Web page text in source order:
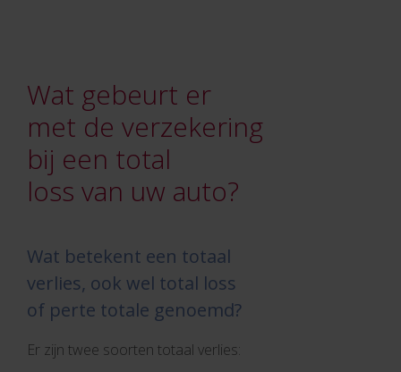
Wat gebeurt er
met de verzekering
bij een total
loss van uw auto?
Wat betekent een totaal
verlies, ook wel total loss
of perte totale genoemd?
Er zijn twee soorten totaal verlies: